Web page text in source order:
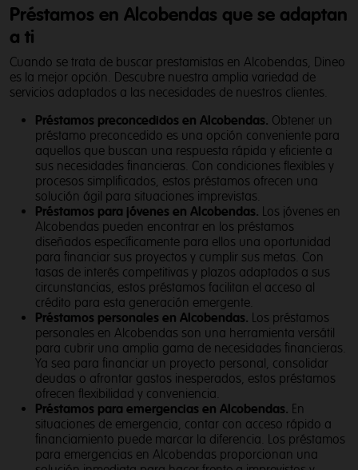
Préstamos en Alcobendas que se adaptan
a ti
Cuando se trata de buscar prestamistas en Alcobendas, Dineo
es la mejor opción. Descubre nuestra amplia variedad de
servicios adaptados a las necesidades de nuestros clientes.
Préstamos preconcedidos en Alcobendas. Obtener un
préstamo preconcedido es una opción conveniente para
aquellos que buscan una respuesta rápida y eficiente a
sus necesidades financieras. Con condiciones flexibles y
procesos simplificados, estos préstamos ofrecen una
solución ágil para situaciones imprevistas.
Préstamos para jóvenes en Alcobendas. Los jóvenes en
Alcobendas pueden encontrar en los préstamos
diseñados específicamente para ellos una oportunidad
para financiar sus proyectos y cumplir sus metas. Con
tasas de interés competitivas y plazos adaptados a sus
circunstancias, estos préstamos facilitan el acceso al
crédito para esta generación emergente.
Préstamos personales en Alcobendas. Los préstamos
personales en Alcobendas son una herramienta versátil
para cubrir una amplia gama de necesidades financieras.
Ya sea para financiar un proyecto personal, consolidar
deudas o afrontar gastos inesperados, estos préstamos
ofrecen flexibilidad y conveniencia.
Préstamos para emergencias en Alcobendas. En
situaciones de emergencia, contar con acceso rápido a
financiamiento puede marcar la diferencia. Los préstamos
para emergencias en Alcobendas proporcionan una